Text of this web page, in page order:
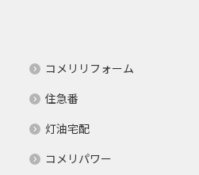
コメリリフォーム
住急番
灯油宅配
コメリパワー